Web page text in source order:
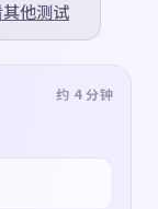
他测试
约 4 分钟